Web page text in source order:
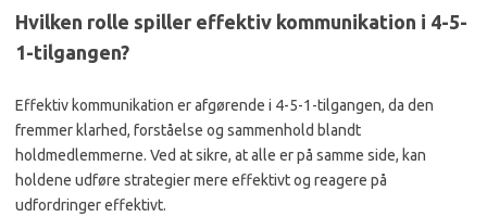
Hvilken rolle spiller effektiv kommunikation i 4-5-
1-tilgangen?
Effektiv kommunikation er afgørende i 4-5-1-tilgangen, da den
fremmer klarhed, forståelse og sammenhold blandt
holdmedlemmerne. Ved at sikre, at alle er på samme side, kan
holdene udføre strategier mere effektivt og reagere på
udfordringer effektivt.